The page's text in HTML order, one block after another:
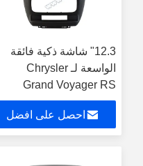
12.3" شاشة ذكية فائقة
الواسعة لـ Chrysler
Grand Voyager RS
2000- 2012 سيارات
متعددة الوسائط ستيريو
احصل على افضل